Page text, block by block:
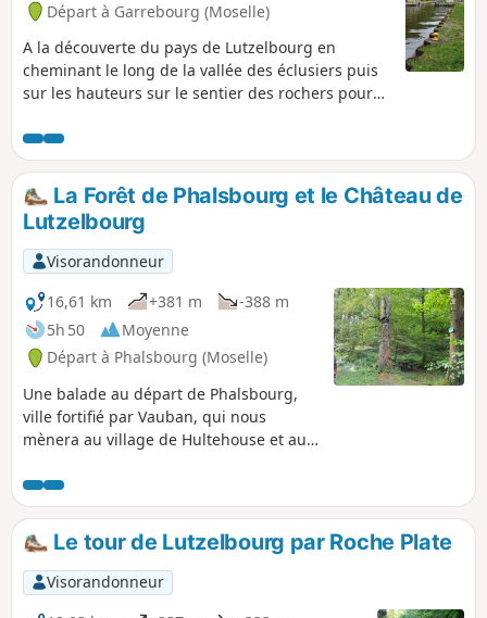
carte ou un GPS est recommandé. À
l'arrivée, vous pourrez aussi visiter la
cristallerie Lerher.
Départ à Garrebourg (Moselle)
A la découverte du pays de Lutzelbourg en
cheminant le long de la vallée des éclusiers puis
sur les hauteurs sur le sentier des rochers pour
La Forêt de Phalsbourg et le Château de
Lutzelbourg
Visorandonneur
16,61 km
+381 m
-388 m
5h 50
Moyenne
Départ à Phalsbourg (Moselle)
Une balade au départ de Phalsbourg,
ville fortifié par Vauban, qui nous
mènera au village de Hultehouse et au
Le tour de Lutzelbourg par Roche Plate
Visorandonneur